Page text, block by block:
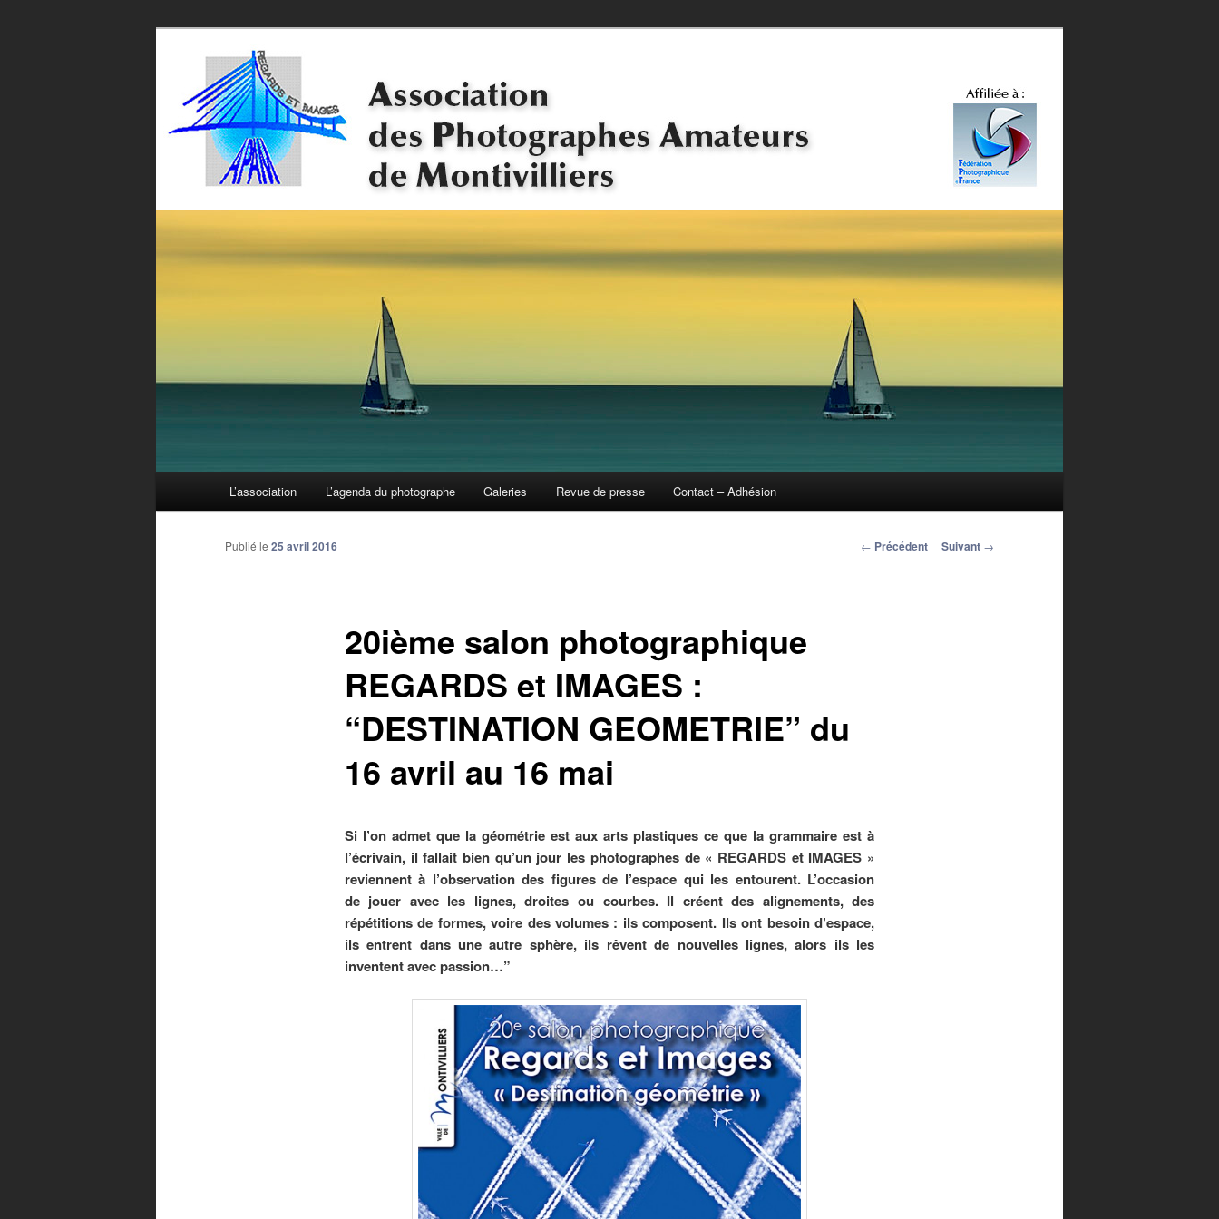
Aller au contenu principal
Aller au contenu secondaire
L’association L’agenda du photographe Galeries Revue de presse Contact – Adhésion
Navigation des
← Précédent Suivant →
20ième salon photographique
REGARDS et IMAGES :
“DESTINATION GEOMETRIE” du
16 avril au 16 mai
Publié le 25 avril 2016
Si l’on admet que la géométrie est aux arts plastiques ce que la grammaire est à
l’écrivain, il fallait bien qu’un jour les photographes de « REGARDS et IMAGES »
reviennent à l’observation des figures de l’espace qui les entourent. L’occasion
de jouer avec les lignes, droites ou courbes. Il créent des alignements, des
répétitions de formes, voire des volumes : ils composent. Ils ont besoin d’espace,
ils entrent dans une autre sphère, ils rêvent de nouvelles lignes, alors ils les
inventent avec passion…”